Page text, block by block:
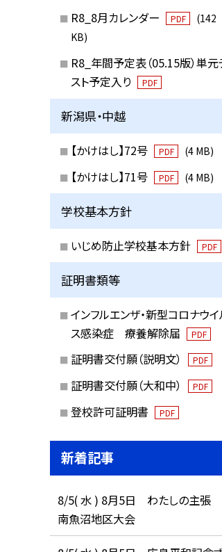
R8_8月カレンダー PDF
(142
KB)
R8_年間予定表（05.15版）単元
スト予定入り
PDF
新潟県・中越
【かけはし】72号 PDF (4 MB)
【かけはし】71号 PDF (4 MB)
学校基本方針
いじめ防止学校基本方針 PDF
証明書類等
インフルエンザ・新型コロナウイ
ス感染症 療養解除届
PDF
証明書交付願（説明文） PDF
証明書交付願（大和中） PDF
登校許可証明書 PDF
新着記事
8/5( 水 ) 8月5日 わたしの主張
南魚沼地区大会